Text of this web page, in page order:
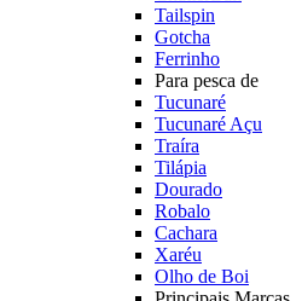
Tailspin
Gotcha
Ferrinho
Para pesca de
Tucunaré
Tucunaré Açu
Traíra
Tilápia
Dourado
Robalo
Cachara
Xaréu
Olho de Boi